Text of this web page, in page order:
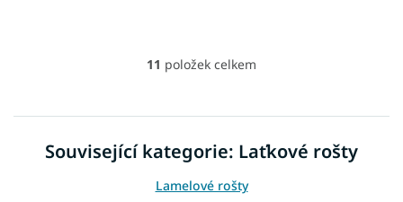
O
á
a
í
11 položek celkem
Související kategorie: Laťkové rošty
Lamelové rošty